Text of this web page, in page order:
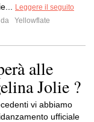
Leggere il seguito
da
Yellowflate
alle
Jolie ?
vi abbiamo
ufficiale